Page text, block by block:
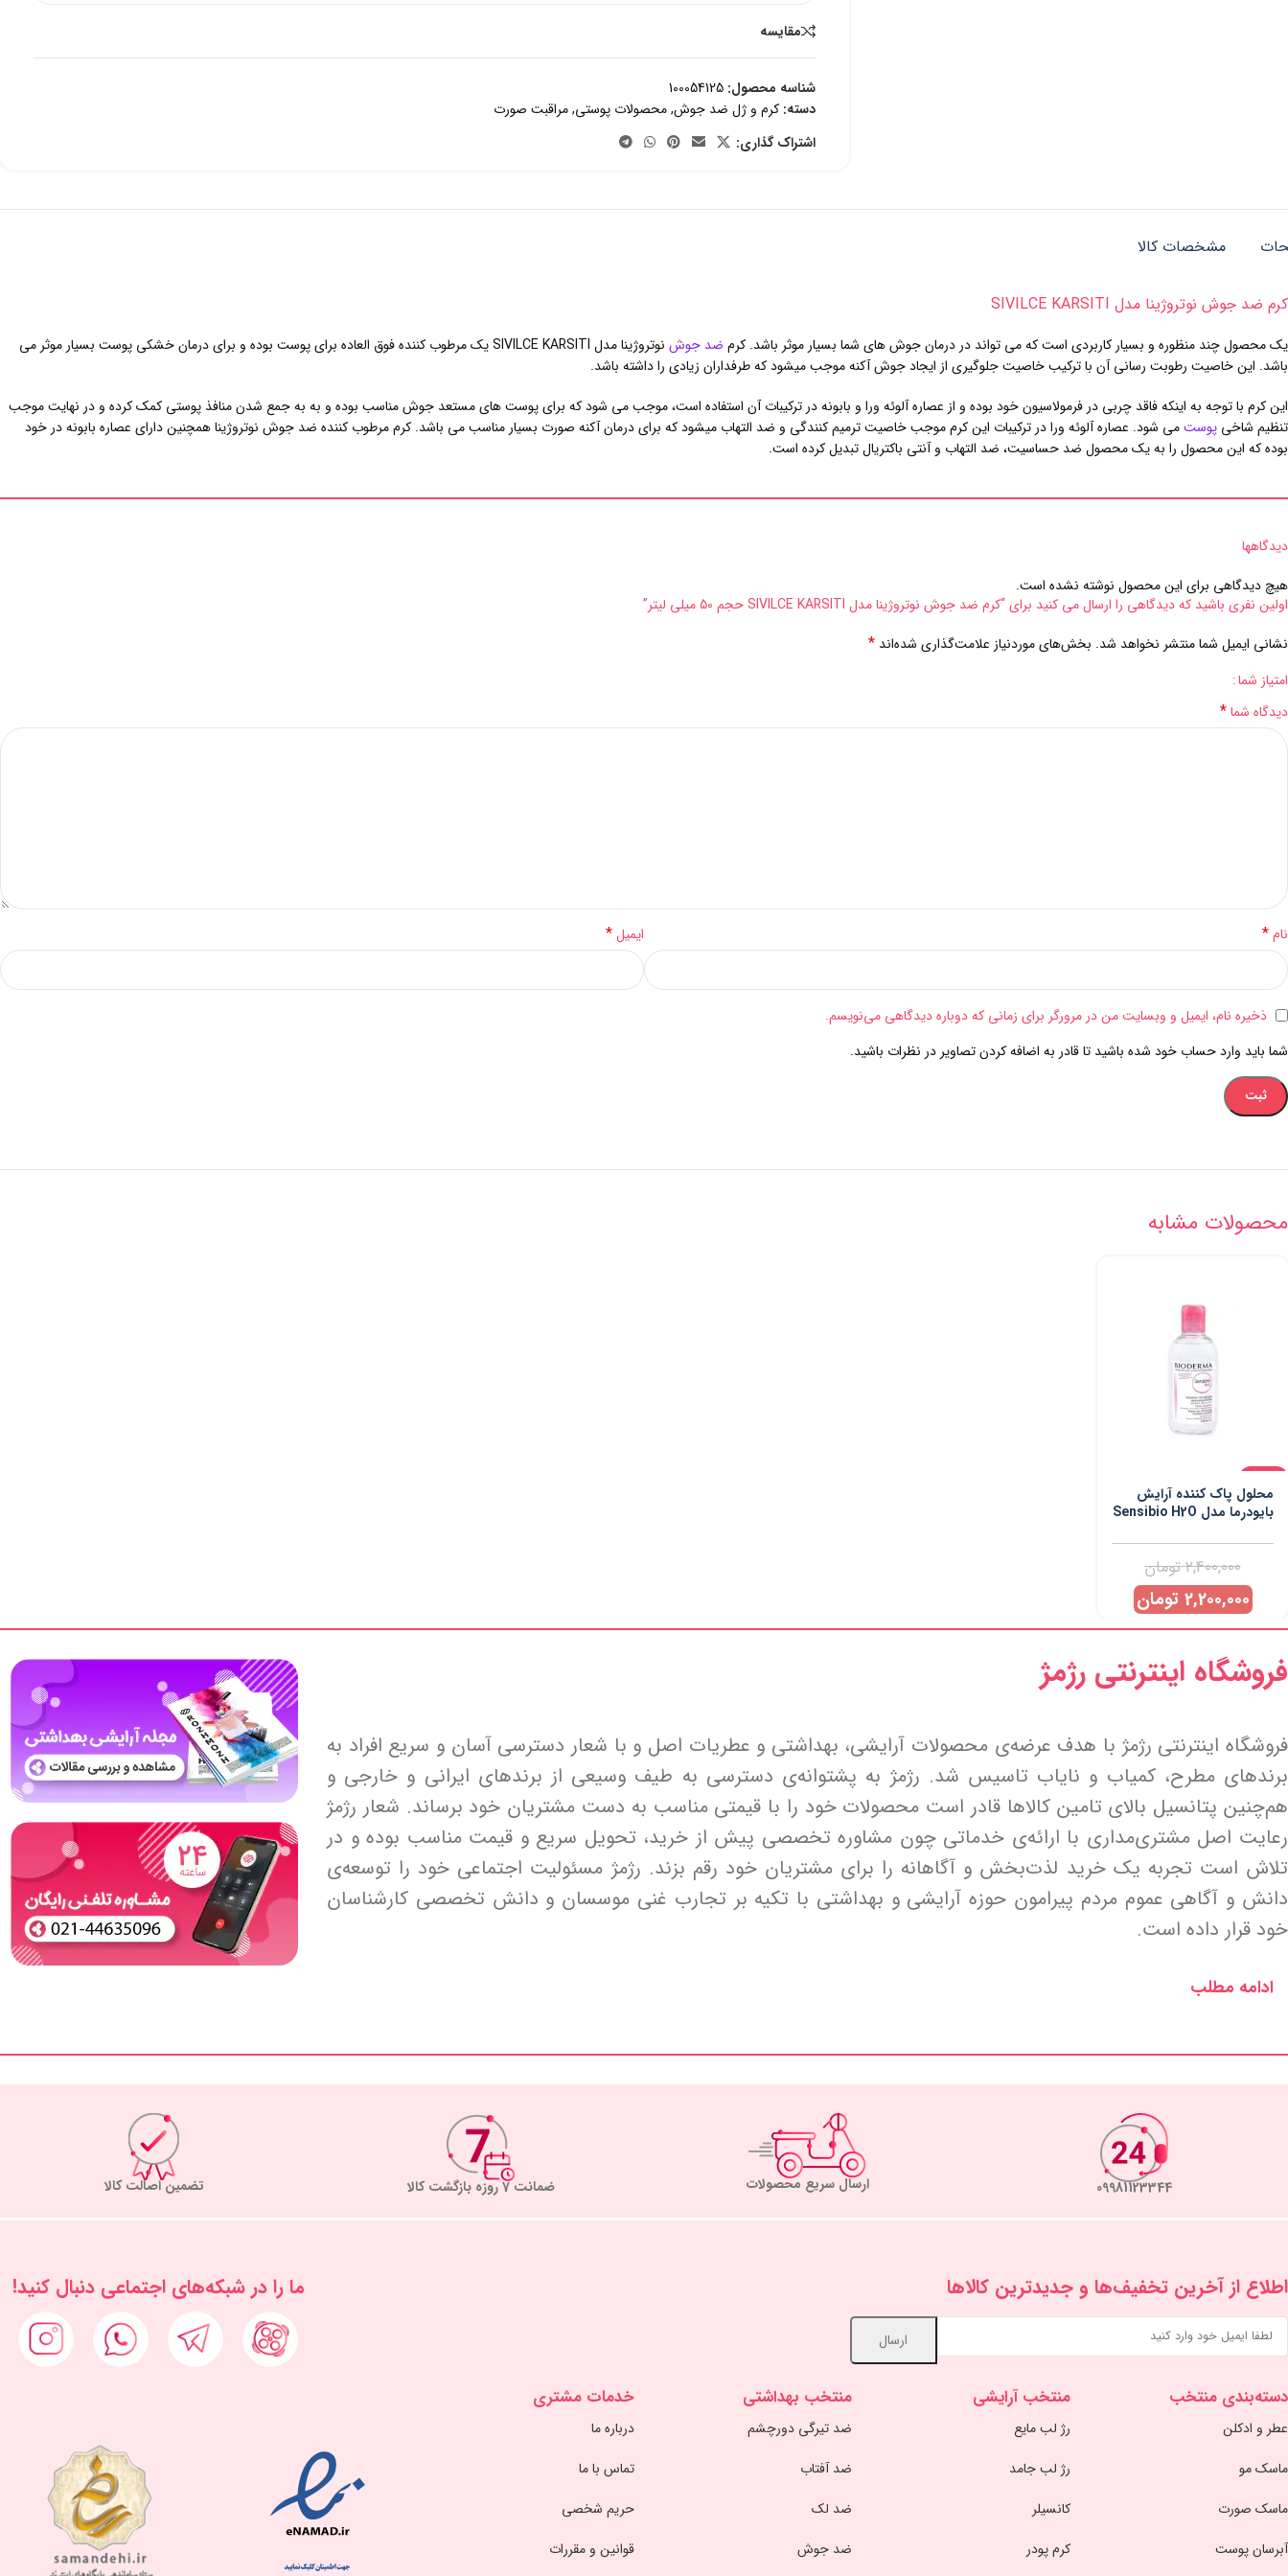
مقایسه
شناسه محصول: 100054125
دسته: کرم و ژل ضد جوش,محصولات پوستی,مراقبت صورت
اشتراک گذاری:
مشخصات کالا
کرم ضد جوش نوتروژینا مدل SIVILCE KARSITI
یک محصول چند منظوره و بسیار کاربردی است که می تواند در درمان جوش های شما بسیار موثر باشد. کرم ضد جوش
نوتروژینا مدل SIVILCE KARSITI یک مرطوب کننده فوق العاده برای پوست بوده و برای درمان خشکی پوست بسیار موثر می
باشد. این خاصیت رطوبت رسانی آن با ترکیب خاصیت جلوگیری از ایجاد جوش آکنه موجب میشود که طرفداران زیادی را داشته باشد.
این کرم با توجه به اینکه فاقد چربی در فرمولاسیون خود بوده و از عصاره آلوئه ورا و بابونه در ترکیبات آن استفاده است، موجب می شود که برای پوست های مستعد جوش مناسب بوده و به به جمع شدن منافذ پوستی کمک کرده و در نهایت موجب
تنظیم شاخی پوستمی شود. عصاره آلوئه ورا در ترکیبات این کرم موجب خاصیت ترمیم کنندگی و ضد التهاب میشود که برای درمان آکنه صورت بسیار مناسب می باشد. کرم مرطوب کننده ضد جوش نوتروژینا همچنین دارای عصاره بابونه در خود
بوده که این محصول را به یک محصول ضد حساسیت، ضد التهاب و آنتی باکتریال تبدیل کرده است.
دیدگاهها
هیچ دیدگاهی برای این محصول نوشته نشده است.
اولین نفری باشید که دیدگاهی را ارسال می کنید برای “کرم ضد جوش نوتروژینا مدل SIVILCE KARSITI حجم 50 میلی لیتر”
نشانی ایمیل شما منتشر نخواهد شد. بخش‌های موردنیاز علامت‌گذاری شده‌اند *
امتیاز شما
دیدگاه شما*
نام* ایمیل*
ذخیره نام، ایمیل و وبسایت من در مرورگر برای زمانی که دوباره دیدگاهی می‌نویسم.
شما باید وارد حساب خود شده باشید تا قادر به اضافه کردن تصاویر در نظرات باشید.
محصولات مشابه
محلول پاک کننده آرایش
بایودرما مدل Sensibio H2O
2,400,000تومان
2,200,000 تومان
فروشگاه اینترنتی رژمژ​
فروشگاه اینترنتی رژمژ با هدف عرضه‌ی محصولات آرایشی، بهداشتی و عطریات اصل و با شعار دسترسی آسان و سریع افراد به
برندهای مطرح، کمیاب و نایاب تاسیس شد. رژمژ به پشتوانه‌ی دسترسی به طیف وسیعی از برندهای ایرانی و خارجی و
هم‌چنین پتانسیل بالای تامین کالاها قادر است محصولات خود را با قیمتی مناسب به دست مشتریان خود برساند. شعار رژمژ
رعایت اصل مشتری‌مداری با ارائه‌ی خدماتی چون مشاوره تخصصی پیش از خرید، تحویل سریع و قیمت مناسب بوده و در
تلاش است تجربه یک خرید لذت‌بخش و آگاهانه را برای مشتریان خود رقم بزند. رژمژ مسئولیت اجتماعی خود را توسعه‌ی
دانش و آگاهی عموم مردم پیرامون حوزه آرایشی و بهداشتی با تکیه بر تجارب غنی موسسان و دانش تخصصی کارشناسان
خود قرار داده است.
ادامه مطلب
09981123344 ارسال سریع محصولات ضمانت 7 روزه بازگشت کالا تضمین اصالت کالا
اطلاع از آخرین تخفیف‌ها و جدیدترین کالاها ما را در شبكه‌های اجتماعی دنبال کنید!
دسته‌بندی منتخب
عطر و ادکلن
ماسک مو
ماسک صورت
آبرسان پوست
منتخب آرایشی
رژ لب مایع
رژ لب جامد
کانسیلر
کرم پودر
منتخب بهداشتی
ضد تیرگی دورچشم
ضد آفتاب
ضد لک
ضد جوش
خدمات مشتری
درباره ما
تماس با ما
حریم شخصی
قوانین و مقررات